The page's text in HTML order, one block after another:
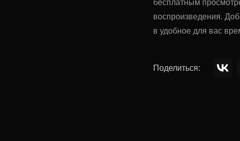
бесплатным
воспроизведения.
в удобное для вас
Поделиться: